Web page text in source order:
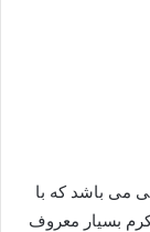
می باشد که با
بسیار معروف